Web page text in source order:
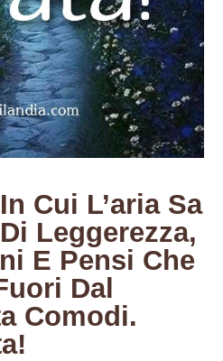
Cui L’aria Sa
Leggerezza,
E Pensi Che
Dal
Comodi.